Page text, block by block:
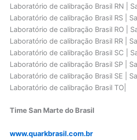
Laboratório de calibraçāo Brasil RN |
Laboratório de calibraçāo Brasil RS |
Laboratório de calibraçāo Brasil RO |
Laboratório de calibraçāo Brasil RR |
Laboratório de calibraçāo Brasil SC |
Laboratório de calibraçāo Brasil SP |
Laboratório de calibraçāo Brasil SE |
Laboratório de calibraçāo Brasil TO|
Time San Marte do Brasil
www.quarkbrasil.com.br